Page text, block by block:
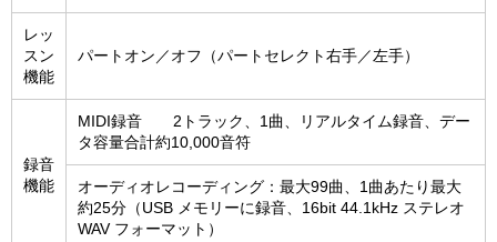
レッ
スン
機能
パートオン／オフ（パートセレクト右手／左手）
録音
機能
MIDI録音 2トラック、1曲、リアルタイム録音、デー
タ容量合計約10,000音符
オーディオレコーディング：最大99曲、1曲あたり最大
約25分（USB メモリーに録音、16bit 44.1kHz ステレオ
WAV フォーマット）